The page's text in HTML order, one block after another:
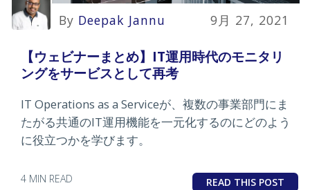
By Deepak Jannu 9月 27, 2021
【ウェビナーまとめ】IT運用時代のモニタリ
ングをサービスとして再考
IT Operations as a Serviceが、複数の事業部門にま
たがる共通のIT運用機能を一元化するのにどのよう
に役立つかを学びます。
4 MIN READ READ THIS POST